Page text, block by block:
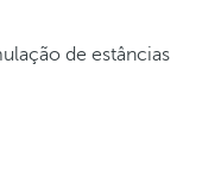
de estâncias